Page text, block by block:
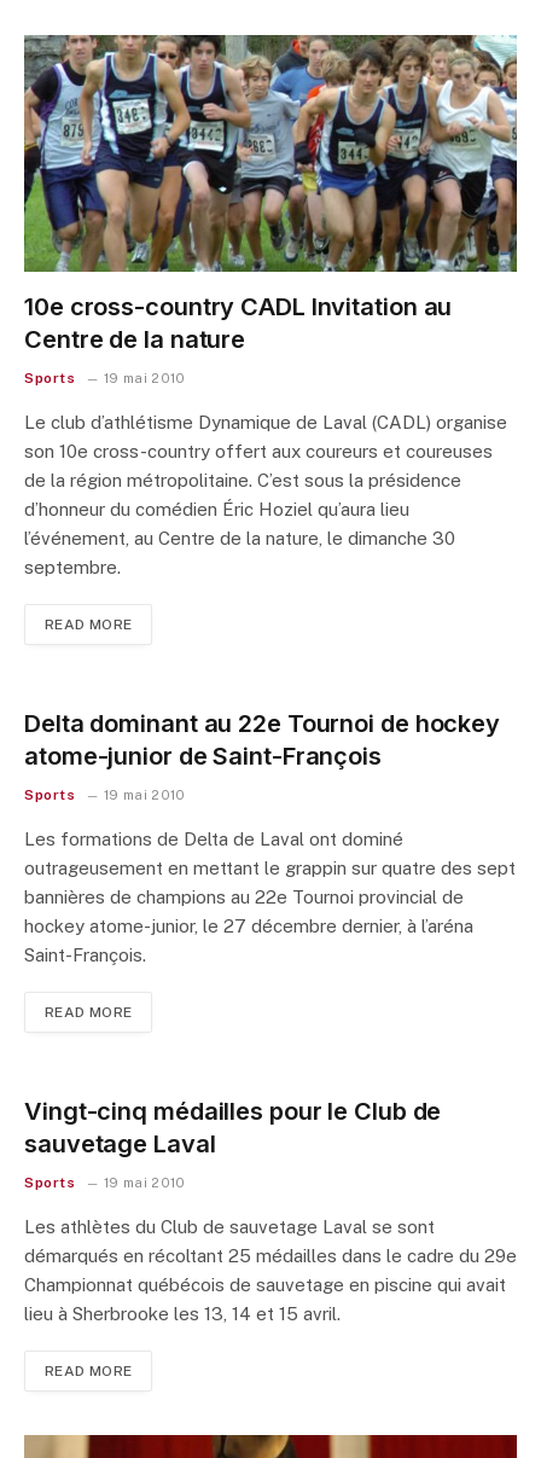
10e cross-country CADL Invitation au
Centre de la nature
Sports 19 mai 2010
Le club d’athlétisme Dynamique de Laval (CADL) organise
son 10e cross-country offert aux coureurs et coureuses
de la région métropolitaine. C’est sous la présidence
d’honneur du comédien Éric Hoziel qu’aura lieu
l’événement, au Centre de la nature, le dimanche 30
septembre.
READ MORE
Delta dominant au 22e Tournoi de hockey
atome-junior de Saint-François
Sports 19 mai 2010
Les formations de Delta de Laval ont dominé
outrageusement en mettant le grappin sur quatre des sept
bannières de champions au 22e Tournoi provincial de
hockey atome-junior, le 27 décembre dernier, à l’aréna
Saint-François.
READ MORE
Vingt-cinq médailles pour le Club de
sauvetage Laval
Sports 19 mai 2010
Les athlètes du Club de sauvetage Laval se sont
démarqués en récoltant 25 médailles dans le cadre du 29e
Championnat québécois de sauvetage en piscine qui avait
lieu à Sherbrooke les 13, 14 et 15 avril.
READ MORE